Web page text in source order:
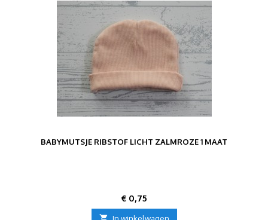
BABYMUTSJE RIBSTOF LICHT ZALMROZE 1 MAAT
Prijs
€ 0,75
 In winkelwagen